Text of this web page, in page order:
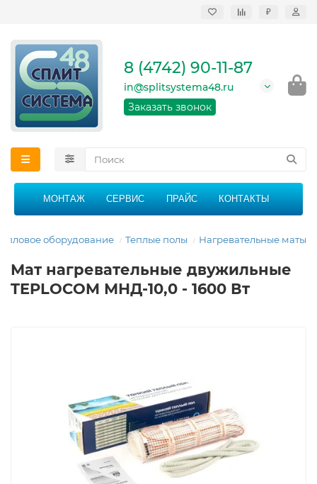
₽
кондиционеров в
области
График работы: 9:00 -
21:00 без перерыва и
8 (4742) 90-11-87
in@splitsystema48.ru
Заказать звонок
МОНТАЖ СЕРВИС ПРАЙС КОНТАКТЫ
оборудование Теплые полы Нагревательные маты
Мат нагревательные двужильные
TEPLOCOM МНД-10,0 - 1600 Вт